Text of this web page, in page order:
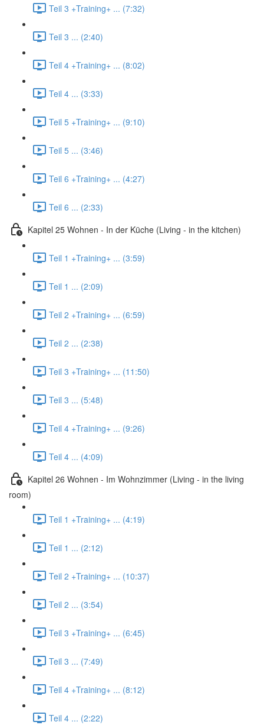
Teil 3 +Training+ ... (7:32)
Teil 3 ... (2:40)
Teil 4 +Training+ ... (8:02)
Teil 4 ... (3:33)
Teil 5 +Training+ ... (9:10)
Teil 5 ... (3:46)
Teil 6 +Training+ ... (4:27)
Teil 6 ... (2:33)
Kapitel 25 Wohnen - In der Küche (Living - in the kitchen)
Teil 1 +Training+ ... (3:59)
Teil 1 ... (2:09)
Teil 2 +Training+ ... (6:59)
Teil 2 ... (2:38)
Teil 3 +Training+ ... (11:50)
Teil 3 ... (5:48)
Teil 4 +Training+ ... (9:26)
Teil 4 ... (4:09)
Kapitel 26 Wohnen - Im Wohnzimmer (Living - in the living
room)
Teil 1 +Training+ ... (4:19)
Teil 1 ... (2:12)
Teil 2 +Training+ ... (10:37)
Teil 2 ... (3:54)
Teil 3 +Training+ ... (6:45)
Teil 3 ... (7:49)
Teil 4 +Training+ ... (8:12)
Teil 4 ... (2:22)